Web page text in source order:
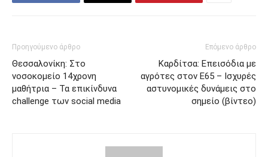
Προηγούμενο άρθρο
Θεσσαλονίκη: Στο
νοσοκομείο 14χρονη
μαθήτρια – Τα επικίνδυνα
challenge των social media
Επόμενο άρθρο
Καρδίτσα: Επεισόδια με
αγρότες στον E65 – Ισχυρές
αστυνομικές δυνάμεις στο
σημείο (βίντεο)